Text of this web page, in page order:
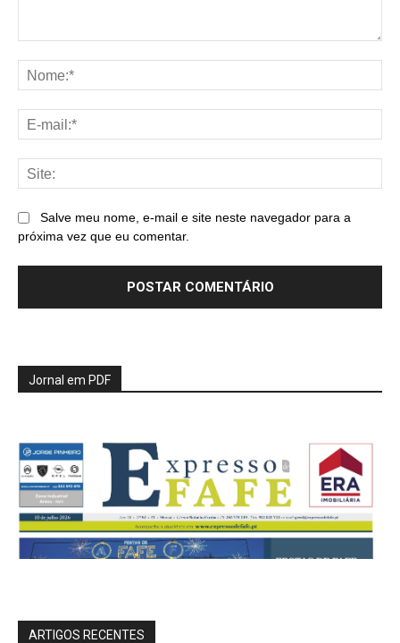
Salve meu nome, e-mail e site neste navegador para a
próxima vez que eu comentar.
Jornal em PDF
ARTIGOS RECENTES